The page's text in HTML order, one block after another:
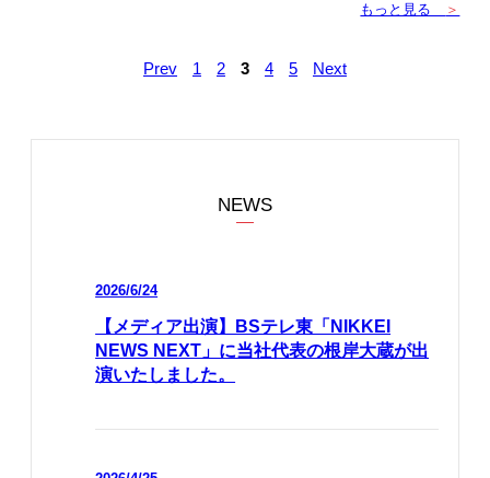
もっと見る ＞
Prev 1 2 3 4 5 Next
NEWS
2026/6/24
【メディア出演】BSテレ東「NIKKEI
NEWS NEXT」に当社代表の根岸大蔵が出
演いたしました。